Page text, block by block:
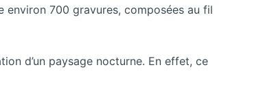
environ 700 gravures, composées au fil
d’un paysage nocturne. En effet, ce